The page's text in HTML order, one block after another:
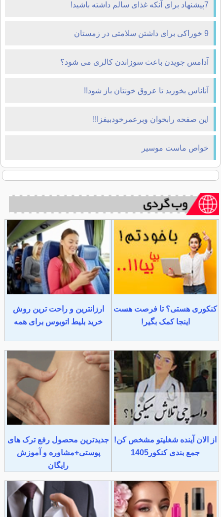
7پیشنهاد برای آ‌نکه غذای سالم داشته باشید!
9 خوراکی برای داشتن سلامتی در زمستان
آدامس جویدن باعث سوزاندن کالری می شود؟
آناناس بخوريد تا عروق خونتان باز شود!!
اين صفحه رابخوان وبرعمرخودبيفزا!!
خواص ماست موسير
کنکوری هستی؟ تا فرصت هست
اینجا کمک بگیر!
ارزانترین و راحت ترین روش
خرید بلیط اتوبوس برای همه
از الان آینده شغلیتو مشخص کن!
جمع بندی کنکور1405
جدیدترین محصول رفع ترک های
پوستی+مشاوره و آموزش
رایگان